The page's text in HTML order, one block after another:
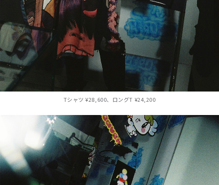
Tシャツ ¥28,600、ロングT ¥24,200